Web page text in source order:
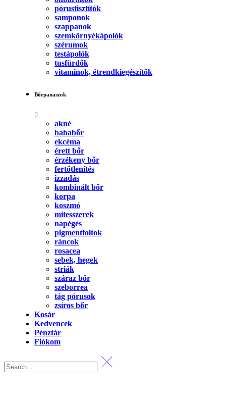
pórustisztítók
samponok
szappanok
szemkörnyékápolók
szérumok
testápolók
tusfürdők
vitaminok, étrendkiegészítők
Bőrpanaszok
akné
bababőr
ekcéma
érett bőr
érzékeny bőr
fertőtlenítés
izzadás
kombinált bőr
korpa
koszmó
mitesszerek
napégés
pigmentfoltok
ráncok
rosacea
sebek, hegek
striák
száraz bőr
szeborrea
tág pórusok
zsíros bőr
Kosár
Kedvencek
Pénztár
Fiókom